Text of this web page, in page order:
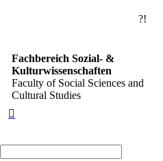
?!
Fachbereich Sozial- &
Kulturwissenschaften
Faculty of Social Sciences and
Cultural Studies
